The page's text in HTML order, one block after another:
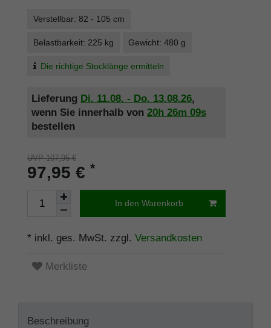
Verstellbar: 82 - 105 cm
Belastbarkeit: 225 kg Gewicht: 480 g
Die richtige Stocklänge ermitteln
Lieferung Di. 11.08. - Do. 13.08.26,
wenn Sie innerhalb von 20h 26m 09s
bestellen
UVP 107,95 €
97,95 € *
In den Warenkorb
* inkl. ges. MwSt. zzgl. Versandkosten
Merkliste
Beschreibung